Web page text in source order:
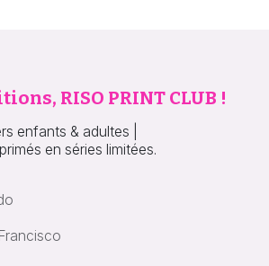
RISO PRINT CLUB !
enfants & adultes |
en séries limitées.